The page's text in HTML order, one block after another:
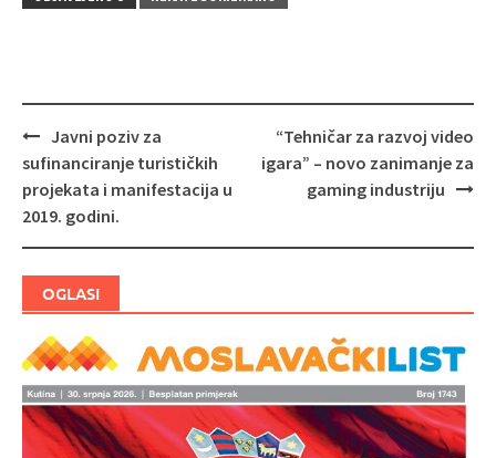
Navigacija
objava
Javni poziv za
sufinanciranje turističkih
projekata i manifestacija u
2019. godini.
“Tehničar za razvoj video
igara” – novo zanimanje za
gaming industriju
OGLASI